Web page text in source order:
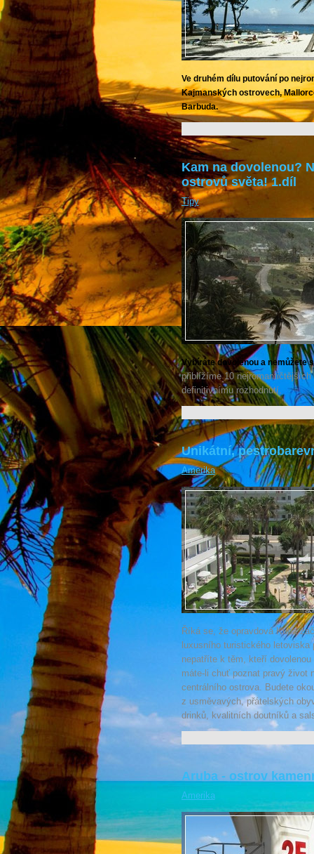
Ve druhém dílu putování po
Kajmanských ostrovech,
Barbuda.
Kam na dovolenou?
ostrovů světa! 1.díl
Tipy
Vybíráte dovolenou a nemůžete
přiblížíme 10
definitivnímu rozhodnutí.
Unikátní,
Amerika
Říká se, že opravdová Kuba
luxusního turistického
nepatříte k těm, kteří
máte-li chuť poznat pravý život
centrálního ostrova. Budete
z usměvavých, přátelských
drinků, kvalitních doutníků a
Aruba - ostrov
Amerika